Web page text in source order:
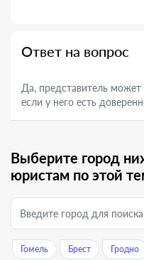
Ответ на вопрос
Да, представитель
если у него есть
Выберите город
юристам по этой
Гомель Брест Гродно